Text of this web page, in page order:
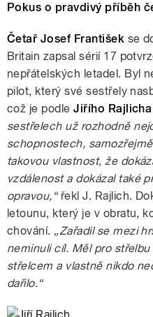
Pokus o pravdivý příběh
Četař Josef František se
Britain zapsal sérií 17
nepřátelských letadel. Byl
pilot, který své sestřely
což je podleJiřího Rajlicha
sestřelech už rozhodně
schopnostech,
takovou vlastnost, že
vzdálenost a dokázal také
opravou,“řekl J. Rajlich.
letounu, který je v obratu,
chování. „Zařadil se mezi
neminuli cíl. Měl pro
střelcem a vlastně nikdo
dařilo.“